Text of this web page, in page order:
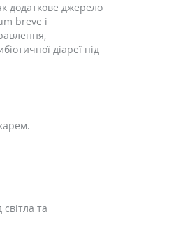
додаткове джерело
breve і
діареї під
та